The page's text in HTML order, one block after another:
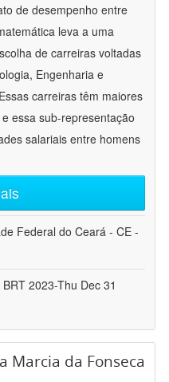
de desempenho entre
leva a uma
de carreiras voltadas
Engenharia e
carreiras têm maiores
essa sub-representação
salariais entre homens
Federal do Ceará - CE -
2023-Thu Dec 31
Marcia da Fonseca